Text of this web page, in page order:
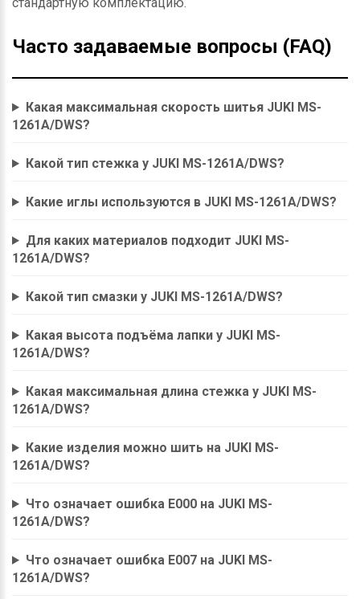
Часто задаваемые вопросы (FAQ)
Какая максимальная скорость шитья JUKI MS-
1261A/DWS?
Какой тип стежка у JUKI MS-1261A/DWS?
Какие иглы используются в JUKI MS-1261A/DWS?
Для каких материалов подходит JUKI MS-
1261A/DWS?
Какой тип смазки у JUKI MS-1261A/DWS?
Какая высота подъёма лапки у JUKI MS-
1261A/DWS?
Какая максимальная длина стежка у JUKI MS-
1261A/DWS?
Какие изделия можно шить на JUKI MS-
1261A/DWS?
Что означает ошибка E000 на JUKI MS-
1261A/DWS?
Что означает ошибка E007 на JUKI MS-
1261A/DWS?